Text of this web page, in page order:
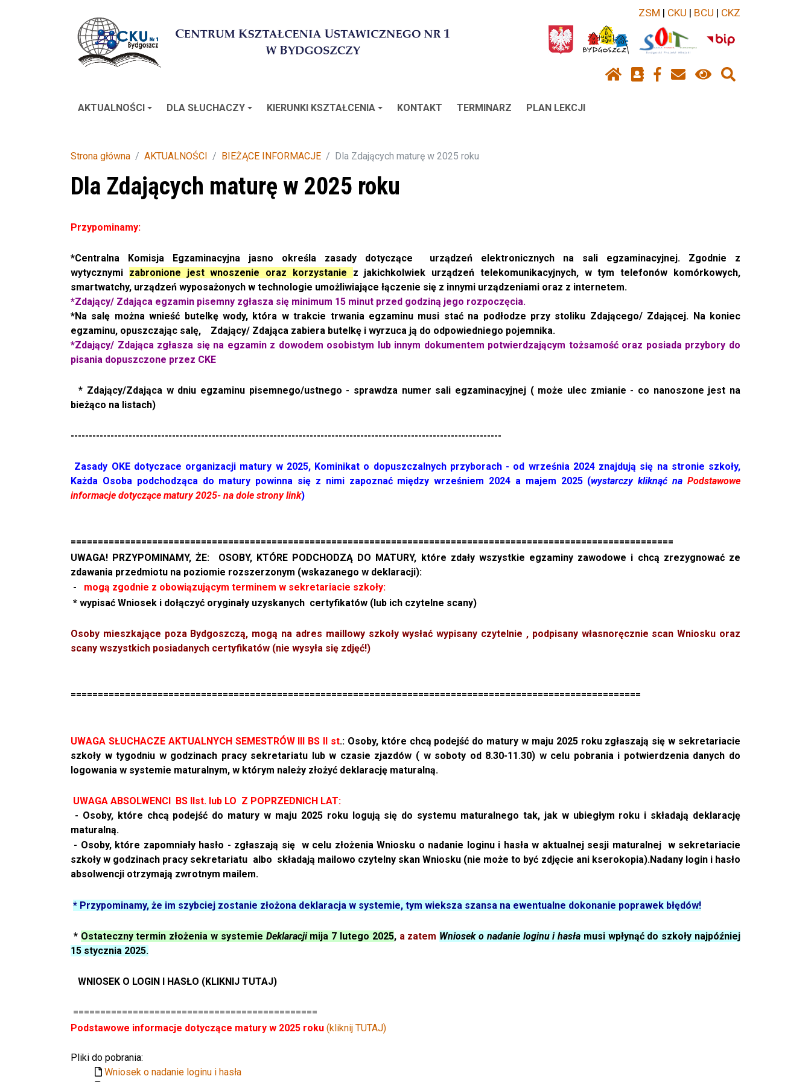
ZSM | CKU | BCU | CKZ
AKTUALNOŚCI DLA SŁUCHACZY KIERUNKI KSZTAŁCENIA KONTAKT TERMINARZ PLAN LEKCJI
Strona główna AKTUALNOŚCI BIEŻĄCE INFORMACJE Dla Zdających maturę w 2025 roku
Dla Zdających maturę w 2025 roku
Przypominamy:
*Centralna Komisja Egzaminacyjna jasno określa zasady dotyczące urządzeń elektronicznych na sali egzaminacyjnej. Zgodnie z
wytycznymi zabronione jest wnoszenie oraz korzystanie z jakichkolwiek urządzeń telekomunikacyjnych, w tym telefonów komórkowych,
smartwatchy, urządzeń wyposażonych w technologie umożliwiające łączenie się z innymi urządzeniami oraz z internetem.
*Zdający/ Zdająca egzamin pisemny zgłasza się minimum 15 minut przed godziną jego rozpoczęcia.
*Na salę można wnieść butelkę wody, która w trakcie trwania egzaminu musi stać na podłodze przy stoliku Zdającego/ Zdającej. Na koniec
egzaminu, opuszczając salę, Zdający/ Zdająca zabiera butelkę i wyrzuca ją do odpowiedniego pojemnika.
*Zdający/ Zdająca zgłasza się na egzamin z dowodem osobistym lub innym dokumentem potwierdzającym tożsamość oraz posiada przybory do
pisania dopuszczone przez CKE
* Zdający/Zdająca w dniu egzaminu pisemnego/ustnego - sprawdza numer sali egzaminacyjnej ( może ulec zmianie - co nanoszone jest na
bieżąco na listach)
-----------------------------------------------------------------------------------------------------------------------
Zasady OKE dotyczace organizacji matury w 2025, Kominikat o dopuszczalnych przyborach - od września 2024 znajdują się na stronie szkoły,
Każda Osoba podchodząca do matury powinna się z nimi zapoznać między wrześniem 2024 a majem 2025 (wystarczy kliknąć naPodstawowe
informacje dotyczące matury 2025- na dole strony link)
===============================================================================================================
UWAGA! PRZYPOMINAMY, ŻE: OSOBY, KTÓRE PODCHODZĄ DO MATURY, które zdały wszystkie egzaminy zawodowe i chcą zrezygnować ze
zdawania przedmiotu na poziomie rozszerzonym (wskazanego w deklaracji):
- mogą zgodnie z obowiązującym terminem w sekretariacie szkoły:
* wypisać Wniosek i dołączyć oryginały uzyskanych certyfikatów (lub ich czytelne scany)
Osoby mieszkające poza Bydgoszczą, mogą na adres maillowy szkoły wysłać wypisany czytelnie , podpisany własnoręcznie scan Wniosku oraz
scany wszystkich posiadanych certyfikatów (nie wysyła się zdjęć!)
=========================================================================================================
UWAGA SŁUCHACZE AKTUALNYCH SEMESTRÓW III BS II st.: Osoby, które chcą podejść do matury w maju 2025 roku zgłaszają się w sekretariacie
szkoły w tygodniu w godzinach pracy sekretariatu lub w czasie zjazdów ( w soboty od 8.30-11.30) w celu pobrania i potwierdzenia danych do
logowania w systemie maturalnym, w którym należy złożyć deklarację maturalną.
UWAGA ABSOLWENCI BS IIst. lub LO Z POPRZEDNICH LAT:
- Osoby, które chcą podejść do matury w maju 2025 roku logują się do systemu maturalnego tak, jak w ubiegłym roku i składają deklarację
maturalną.
- Osoby, które zapomniały hasło - zgłaszają się w celu złożenia Wniosku o nadanie loginu i hasła w aktualnej sesji maturalnej w sekretariacie
szkoły w godzinach pracy sekretariatu albo składają mailowo czytelny skan Wniosku (nie może to być zdjęcie ani kserokopia).Nadany login i hasło
absolwencji otrzymają zwrotnym mailem.
* Przypominamy, że im szybciej zostanie złożona deklaracja w systemie, tym wieksza szansa na ewentualne dokonanie poprawek błędów!
* Ostateczny termin złożenia w systemie Deklaracjimija 7 lutego 2025, a zatem Wniosek o nadanie loginu i hasła musi wpłynąć do szkoły najpóźniej
15 stycznia 2025.
WNIOSEK O LOGIN I HASŁO (KLIKNIJ TUTAJ)
=============================================
Podstawowe informacje dotyczące matury w 2025 roku (kliknij TUTAJ)
Pliki do pobrania:
Wniosek o nadanie loginu i hasła